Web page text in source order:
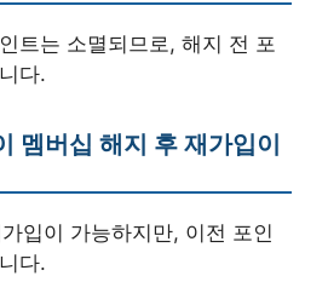
트는 소멸되므로, 해지 전 포
다.
멤버십 해지 후 재가입이
입이 가능하지만, 이전 포인
다.